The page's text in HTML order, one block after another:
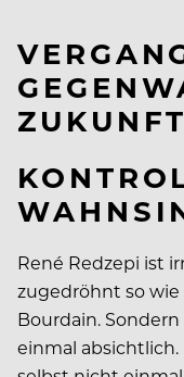
ZUKUNFT
René Redzepi ist
zugedröhnt so
Bourdain.
einmal